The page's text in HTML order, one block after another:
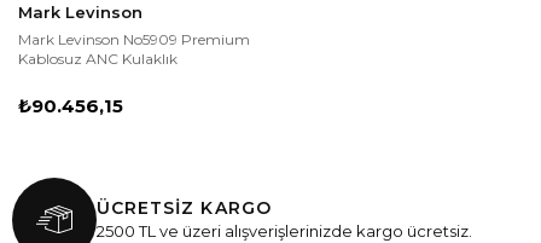
Mark Levinson
Mark Levinson No5909 Premium
Kablosuz ANC Kulaklık
₺90.456,15
ÜCRETSİZ KARGO
2500 TL ve üzeri alışverişlerinizde kargo ücretsiz.